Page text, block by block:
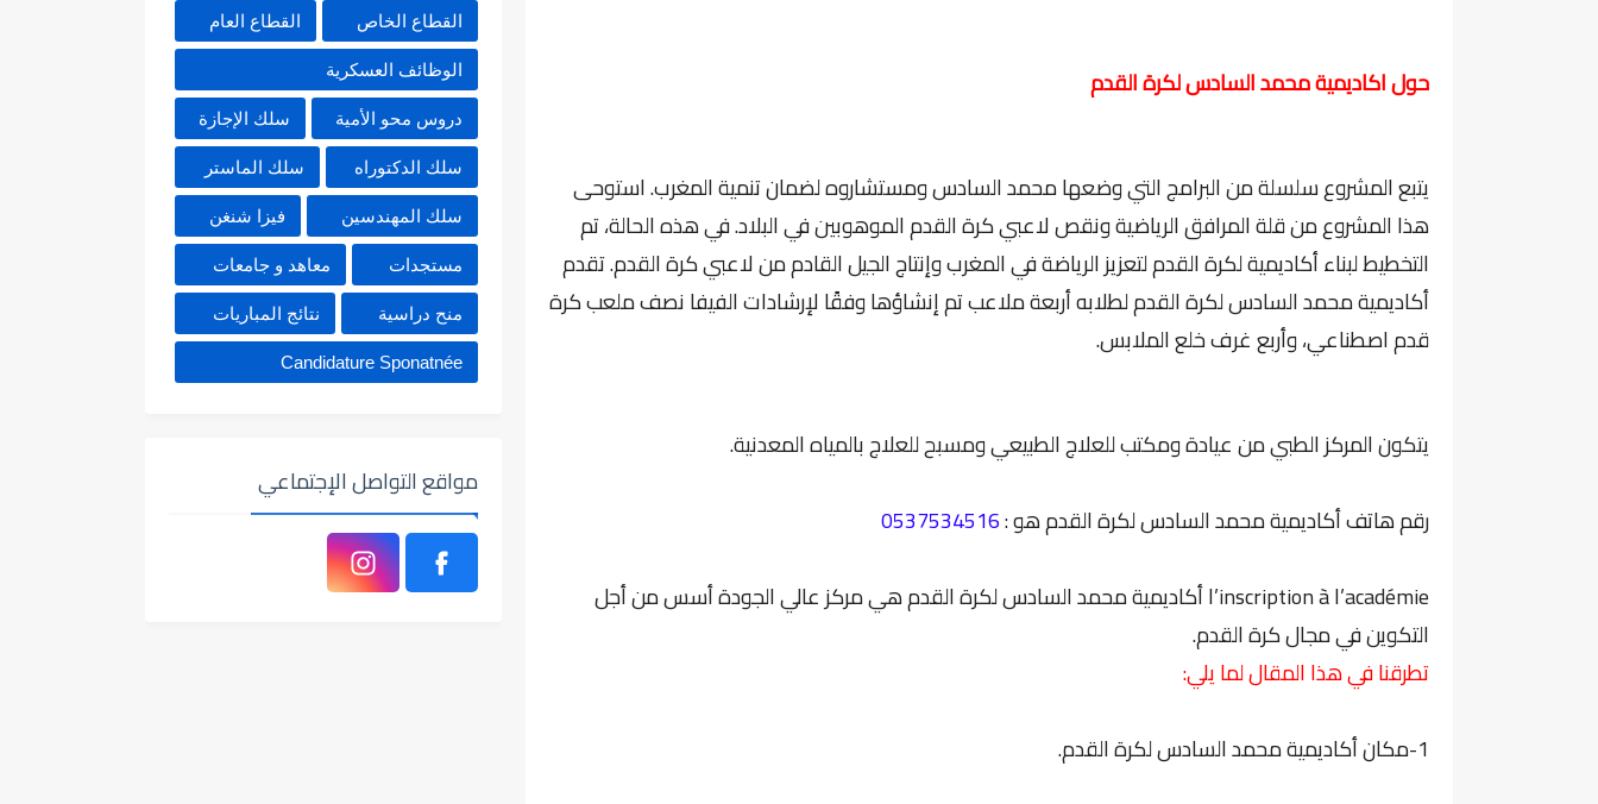
حول اكاديمية محمد السادس لكرة القدم
يتبع المشروع سلسلة من البرامج التي وضعها محمد السادس ومستشاروه لضمان تنمية المغرب. استوحى
هذا المشروع من قلة المرافق الرياضية ونقص لاعبي كرة القدم الموهوبين في البلاد. في هذه الحالة، تم
التخطيط لبناء أكاديمية لكرة القدم لتعزيز الرياضة في المغرب وإنتاج الجيل القادم من لاعبي كرة القدم. تقدم
أكاديمية محمد السادس لكرة القدم لطلابه أربعة ملاعب تم إنشاؤها وفقًا لإرشادات الفيفا نصف ملعب كرة
قدم اصطناعي، وأربع غرف خلع الملابس.
يتكون المركز الطبي من عيادة ومكتب للعلاج الطبيعي ومسبح للعلاج بالمياه المعدنية.
رقم هاتف أكاديمية محمد السادس لكرة القدم هو :0537534516
l’inscription à l’académie أكاديمية محمد السادس لكرة القدم هي مركز عالي الجودة أسس من أجل
التكوين في مجال كرة القدم.
تطرقنا في هذا المقال لما يلي:
1-مكان أكاديمية محمد السادس لكرة القدم.
القطاع الخاص القطاع العام
الوظائف العسكرية
دروس محو الأمية سلك الإجازة
سلك الدكتوراه سلك الماستر
سلك المهندسين فيزا شنغن
مستجدات معاهد و جامعات
منح دراسية نتائج المباريات
Candidature Sponatnée
مواقع التواصل الإجتماعي